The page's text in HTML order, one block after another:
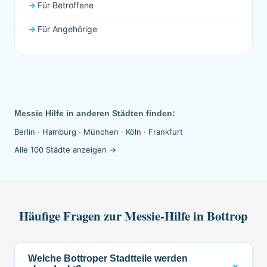
Für Betroffene
Für Angehörige
Messie Hilfe in anderen Städten finden:
Berlin · Hamburg · München · Köln · Frankfurt
Alle 100 Städte anzeigen →
Häufige Fragen zur Messie-Hilfe in Bottrop
Welche Bottroper Stadtteile werden
⌄